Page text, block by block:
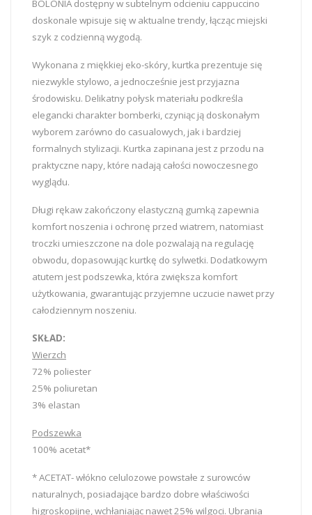
BOLONIA dostępny w subtelnym odcieniu cappuccino
doskonale wpisuje się w aktualne trendy, łącząc miejski
szyk z codzienną wygodą.
Wykonana z miękkiej eko-skóry, kurtka prezentuje się
niezwykle stylowo, a jednocześnie jest przyjazna
środowisku. Delikatny połysk materiału podkreśla
elegancki charakter bomberki, czyniąc ją doskonałym
wyborem zarówno do casualowych, jak i bardziej
formalnych stylizacji. Kurtka zapinana jest z przodu na
praktyczne napy, które nadają całości nowoczesnego
wyglądu.
Długi rękaw zakończony elastyczną gumką zapewnia
komfort noszenia i ochronę przed wiatrem, natomiast
troczki umieszczone na dole pozwalają na regulację
obwodu, dopasowując kurtkę do sylwetki. Dodatkowym
atutem jest podszewka, która zwiększa komfort
użytkowania, gwarantując przyjemne uczucie nawet przy
całodziennym noszeniu.
SKŁAD:
Wierzch
72% poliester
25% poliuretan
3% elastan
Podszewka
100% acetat*
* ACETAT- włókno celulozowe powstałe z surowców
naturalnych, posiadające bardzo dobre właściwości
higroskopijne, wchłaniając nawet 25% wilgoci. Ubrania